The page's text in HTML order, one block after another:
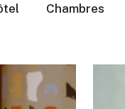
Chambres